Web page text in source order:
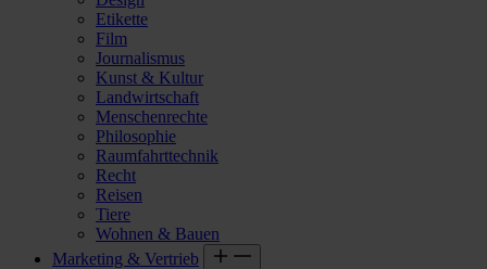
Etikette
Film
Journalismus
Kunst & Kultur
Landwirtschaft
Menschenrechte
Philosophie
Raumfahrttechnik
Recht
Reisen
Tiere
Wohnen & Bauen
Marketing & Vertrieb